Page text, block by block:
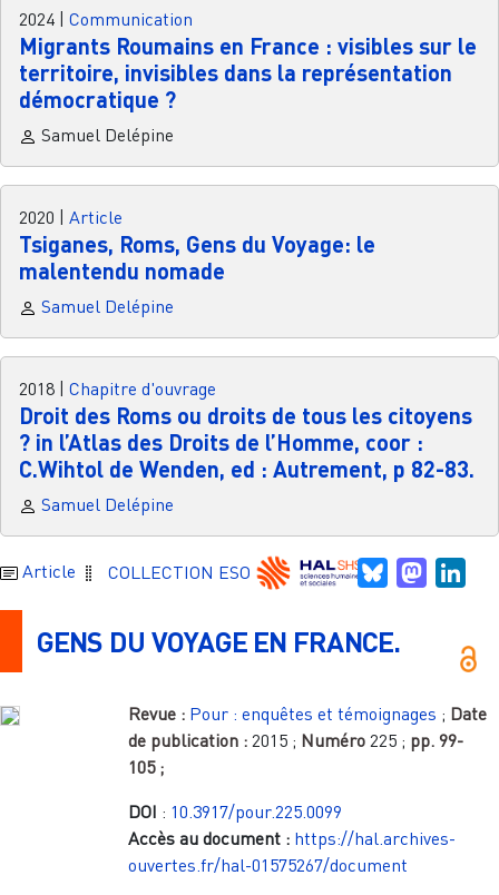
2024 Communication
Migrants Roumains en France : visibles sur le
territoire, invisibles dans la représentation
démocratique ?
Samuel Delépine
2020 Article
Tsiganes, Roms, Gens du Voyage: le
malentendu nomade
Samuel Delépine
2018 Chapitre d'ouvrage
Droit des Roms ou droits de tous les citoyens
? in l’Atlas des Droits de l’Homme, coor :
C.Wihtol de Wenden, ed : Autrement, p 82-83.
Samuel Delépine
Article COLLECTION ESO Bluesky
GENS DU VOYAGE EN FRANCE.
Revue : Pour : enquêtes et témoignages ; Date
de publication : 2015 ; Numéro 225 ; pp. 99-
105 ;
DOI : 10.3917/pour.225.0099
Accès au document : https://hal.archives-
ouvertes.fr/hal-01575267/document